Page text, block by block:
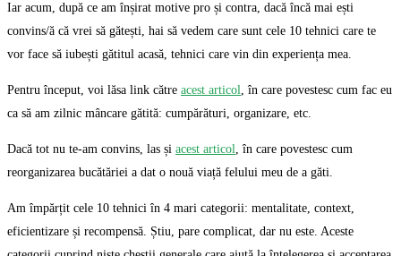
Iar acum, după ce am înșirat motive pro și contra, dacă încă mai ești
convins/ă că vrei să gătești, hai să vedem care sunt cele 10 tehnici care te
vor face să iubești gătitul acasă, tehnici care vin din experiența mea.
Pentru început, voi lăsa link către acest articol, în care povestesc cum fac eu
ca să am zilnic mâncare gătită: cumpărături, organizare, etc.
Dacă tot nu te-am convins, las și acest articol, în care povestesc cum
reorganizarea bucătăriei a dat o nouă viață felului meu de a găti.
Am împărțit cele 10 tehnici în 4 mari categorii: mentalitate, context,
eficientizare și recompensă. Știu, pare complicat, dar nu este. Aceste